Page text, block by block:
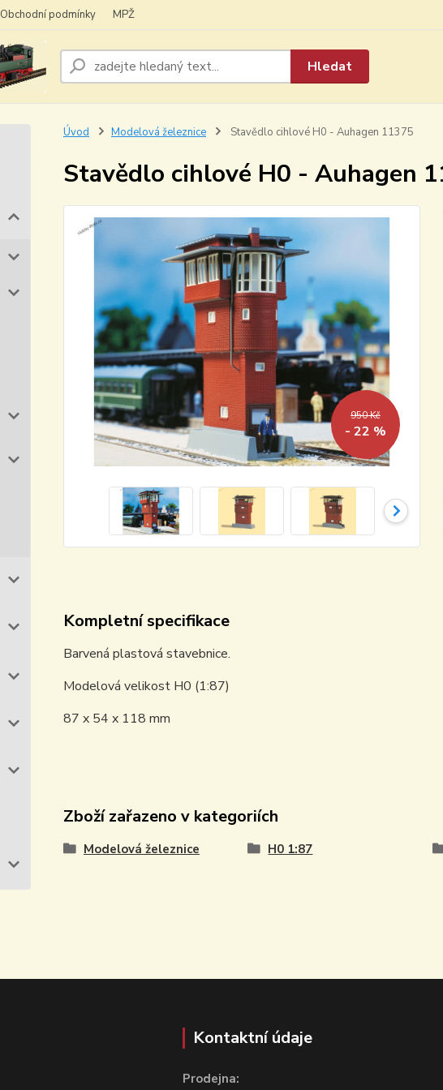
Obchodní podmínky MPŽ
Hledat
Úvod Modelová železnice Stavědlo cihlové H0 - Auhagen 11375
Stavědlo cihlové H0 - Auhagen
950 Kč
- 22 %
Kompletní specifikace
Barvená plastová stavebnice.
Modelová velikost H0 (1:87)
87 x 54 x 118 mm
Zboží zařazeno v kategoriích
Modelová železnice H0 1:87
Kontaktní údaje
Prodejna: